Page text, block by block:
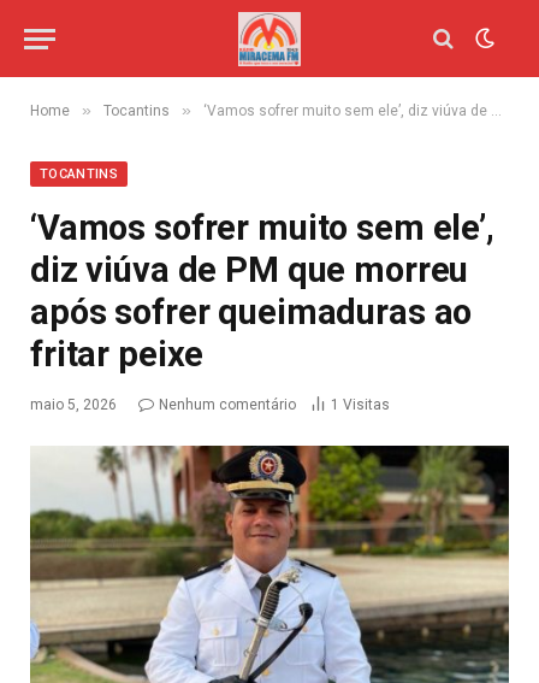
Home » Tocantins » ‘Vamos sofrer muito sem ele’, diz viúva de PM que morreu após sofrer queimaduras ao fritar peixe
TOCANTINS
‘Vamos sofrer muito sem ele’,
diz viúva de PM que morreu
após sofrer queimaduras ao
fritar peixe
maio 5, 2026 Nenhum comentário 1 Visitas